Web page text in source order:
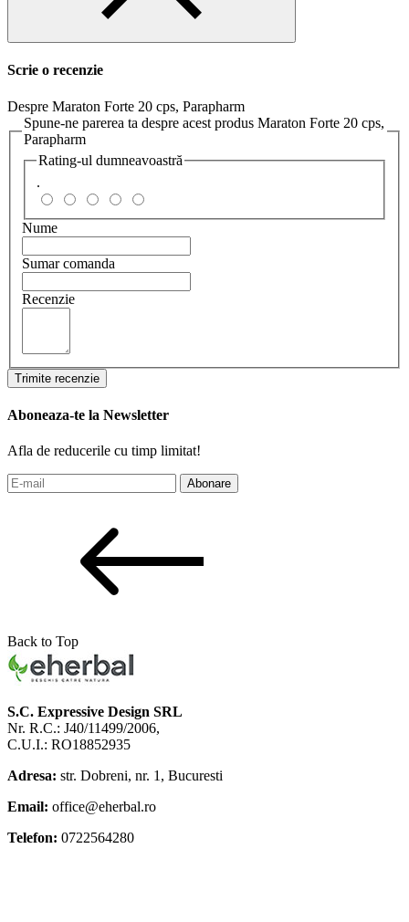
Scrie o recenzie
Despre Maraton Forte 20 cps, Parapharm
Spune-ne parerea ta despre acest produs Maraton Forte 20 cps,
Parapharm
Rating-ul dumneavoastră
.
Nume
Sumar comanda
Recenzie
Trimite recenzie
Aboneaza-te la Newsletter
Afla de reducerile cu timp limitat!
Abonare
Back to Top
S.C. Expressive Design SRL
Nr. R.C.: J40/11499/2006,
C.U.I.: RO18852935
Adresa: str. Dobreni, nr. 1, Bucuresti
Email: office@eherbal.ro
Telefon: 0722564280